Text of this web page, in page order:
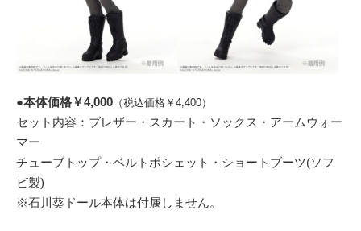
●本体価格￥4,000 （税込価格￥4,400）
セット内容：ブレザー・スカート・ソックス・アームウォー
マー
チューブトップ・ベルトポシェット・ショートブーツ(ソフ
ビ製)
※石川葵ドール本体は付属しません。